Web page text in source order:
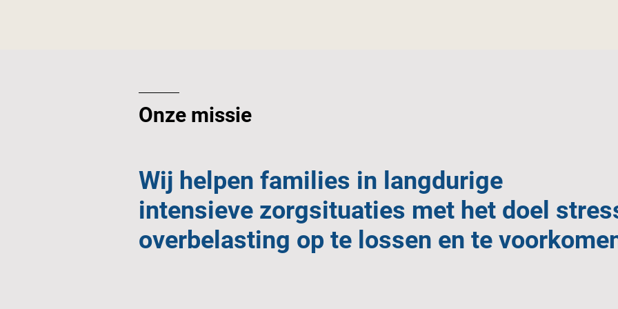
Onze missie
Wij helpen families in langdurige
intensieve zorgsituaties met het doel
overbelasting op te lossen en te